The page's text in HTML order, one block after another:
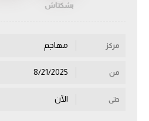
أقسام
بشكتاش
مركز مهاجم
من
حتى الآن